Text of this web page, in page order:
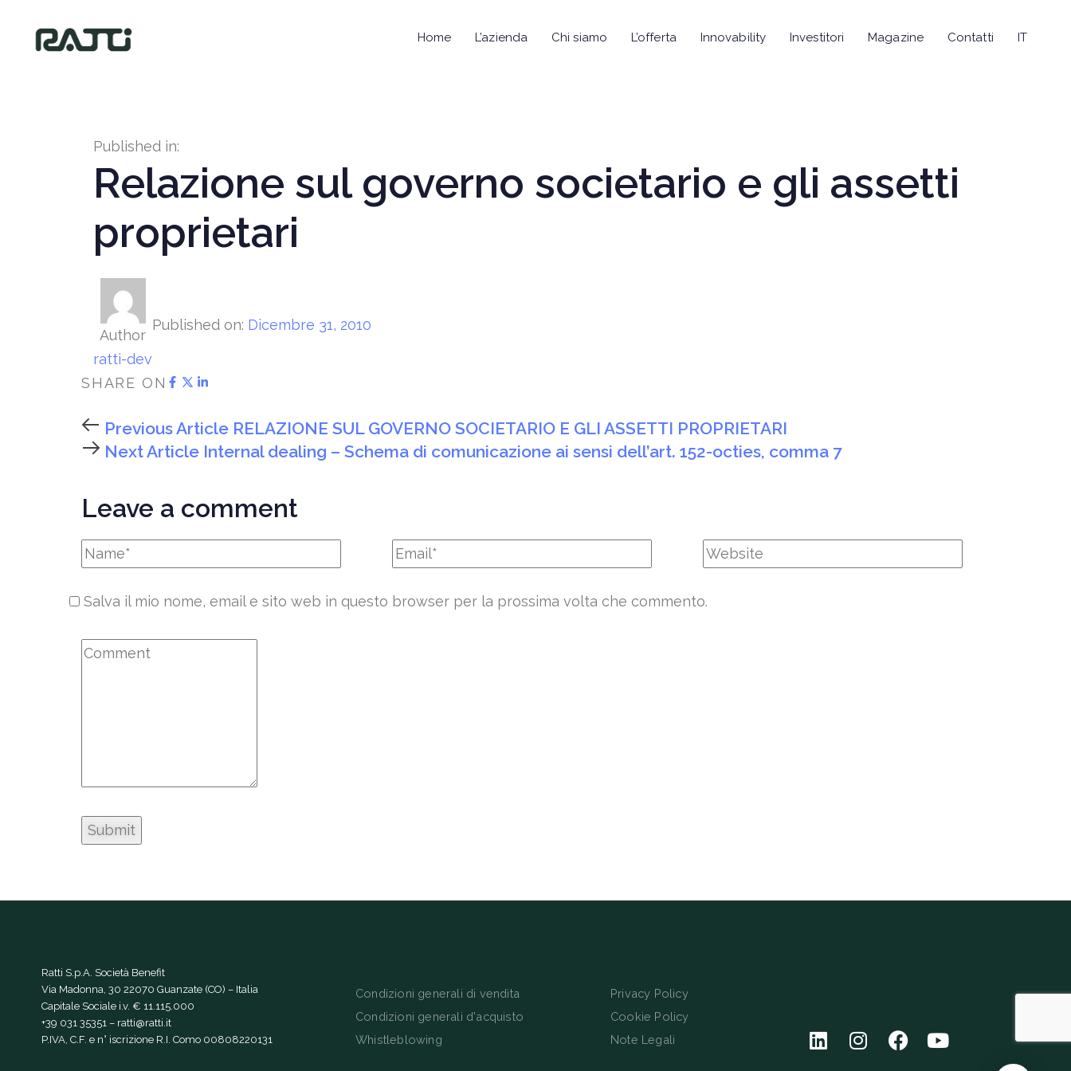
Home L’azienda Chi siamo L’offerta Innovability Investitori Magazine Contatti IT
Published in:
Relazione sul governo societario e gli assetti
proprietari
Author
ratti-dev
Published on: Dicembre 31, 2010
SHARE ON
Previous Article RELAZIONE SUL GOVERNO SOCIETARIO E GLI ASSETTI PROPRIETARI
Next Article Internal dealing – Schema di comunicazione ai sensi dell’art. 152-octies, comma 7
Leave a comment
Salva il mio nome, email e sito web in questo browser per la prossima volta che commento.
Ratti S.p.A. Società Benefit
Via Madonna, 30 22070 Guanzate (CO) – Italia
Capitale Sociale i.v. € 11.115.000
+39 031 35351 – ratti@ratti.it
P.IVA, C.F. e n° iscrizione R.I. Como 00808220131
Condizioni generali di vendita
Condizioni generali d'acquisto
Whistleblowing
Privacy Policy
Cookie Policy
Note Legali